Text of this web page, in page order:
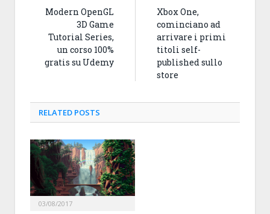
Modern OpenGL
3D Game
Tutorial Series,
un corso 100%
gratis su Udemy
Xbox One,
cominciano ad
arrivare i primi
titoli self-
published sullo
store
RELATED POSTS
03/08/2017